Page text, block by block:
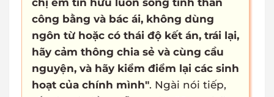
chị em tín hữu luôn sống tinh thần
công bằng và bác ái, không dùng
ngôn từ hoặc có thái độ kết án, trái lại,
hãy cảm thông chia sẻ và cùng cầu
nguyện, và hãy kiểm điểm lại các sinh
hoạt của chính mình". Ngài nói tiếp,